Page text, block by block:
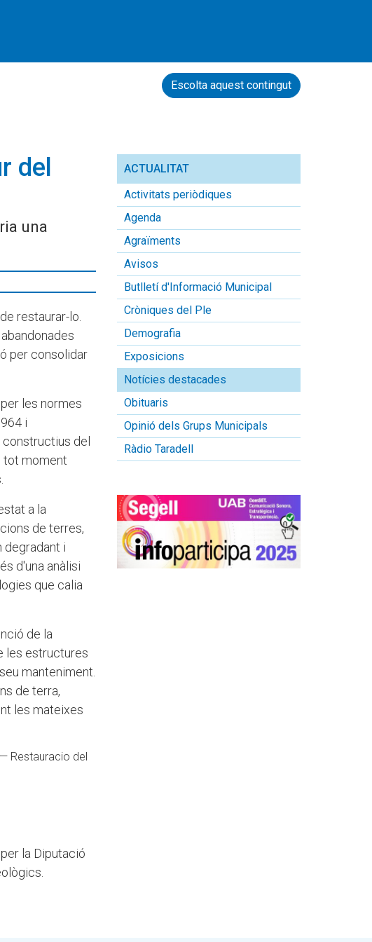
Escolta aquest contingut
del
una
restaurar-lo.
per consolidar
les normes
i
del
tot moment
a la
de terres,
degradant i
d'una anàlisi
que calia
de la
les estructures
manteniment.
de terra,
les mateixes
la Diputació
ACTUALITAT
Activitats periòdiques
Agenda
Agraïments
Avisos
Butlletí d'Informació Municipal
Cròniques del Ple
Demografia
Exposicions
Notícies destacades
Obituaris
Opinió dels Grups Municipals
Ràdio Taradell